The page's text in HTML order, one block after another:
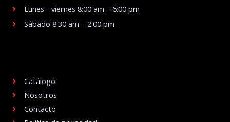
Lunes - viernes 8:00 am – 6:00 pm
Sábado 8:30 am – 2:00 pm
Catálogo
Nosotros
Contacto